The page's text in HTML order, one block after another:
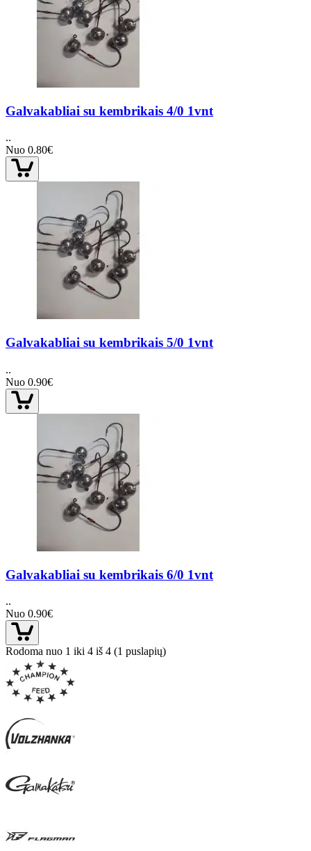
Galvakabliai su kembrikais 4/0 1vnt
..
Nuo 0.80€
Galvakabliai su kembrikais 5/0 1vnt
..
Nuo 0.90€
Galvakabliai su kembrikais 6/0 1vnt
..
Nuo 0.90€
Rodoma nuo 1 iki 4 iš 4 (1 puslapių)